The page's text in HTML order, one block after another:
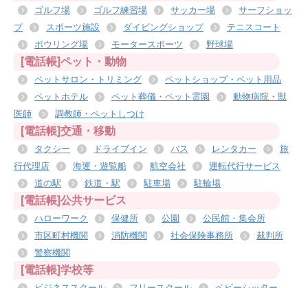
ゴルフ場 ゴルフ練習場 サッカー場
サーフショッ
プ
スポーツ施設 ダイビングショップ
テニスコート
ボウリング場
モータースポーツ 野球場
[電話帳]ペット・動物
ペットサロン・トリミング
ペットショップ・ペット用品
ペットホテル
ペット葬儀・ペット霊園
動物病院・獣
医師
調教師・ペットしつけ
[電話帳]交通・移動
タクシー ドライブイン バス レンタカー
旅
行代理店
海運・遊覧船 航空会社
運転代行サービス
道の駅
鉄道・駅 駐車場 駐輪場
[電話帳]公共サービス
ハローワーク 保健所 公園
公民館・集会所
市区町村機関
消防機関 社会保険事務所
裁判所
警察機関
[電話帳]学校等